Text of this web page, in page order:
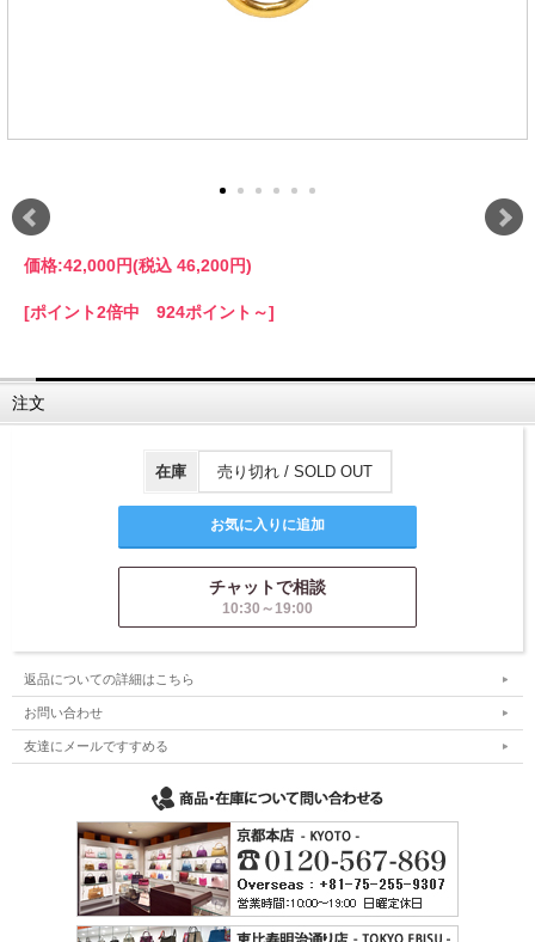
価格:42,000円(税込 46,200円)
[ポイント2倍中 924ポイント～]
注文
在庫 売り切れ / SOLD OUT
チャットで相談
10:30～19:00
返品についての詳細はこちら
お問い合わせ
友達にメールですすめる